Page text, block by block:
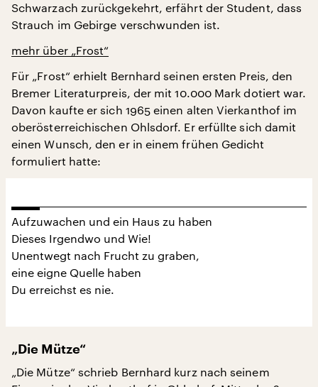
Schwarzach zurückgekehrt, erfährt der Student, dass
Strauch im Gebirge verschwunden ist.
mehr über „Frost“
Für „Frost“ erhielt Bernhard seinen ersten Preis, den
Bremer Literaturpreis, der mit 10.000 Mark dotiert war.
Davon kaufte er sich 1965 einen alten Vierkanthof im
oberösterreichischen Ohlsdorf. Er erfüllte sich damit
einen Wunsch, den er in einem frühen Gedicht
formuliert hatte:
Aufzuwachen und ein Haus zu haben
Dieses Irgendwo und Wie!
Unentwegt nach Frucht zu graben,
eine eigne Quelle haben
Du erreichst es nie.
„Die Mütze“
„Die Mütze“ schrieb Bernhard kurz nach seinem